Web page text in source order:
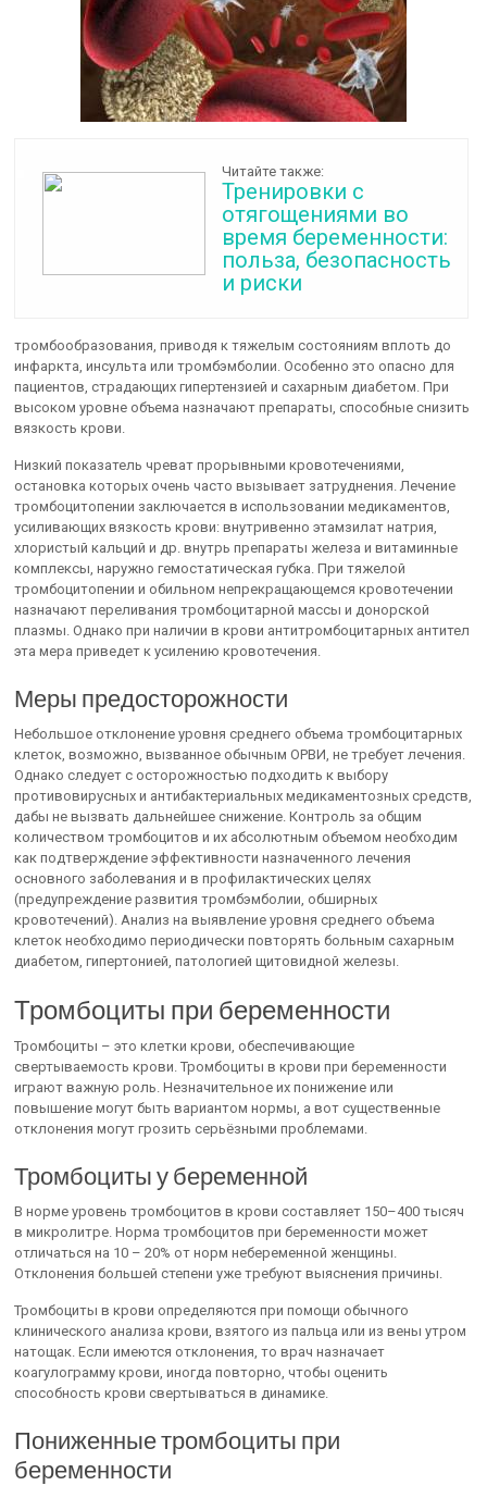
Читайте также:
Тренировки с
отягощениями во
время беременности:
польза, безопасность
и риски
тромбообразования, приводя к тяжелым состояниям вплоть до
инфаркта, инсульта или тромбэмболии. Особенно это опасно для
пациентов, страдающих гипертензией и сахарным диабетом. При
высоком уровне объема назначают препараты, способные снизить
вязкость крови.
Низкий показатель чреват прорывными кровотечениями,
остановка которых очень часто вызывает затруднения. Лечение
тромбоцитопении заключается в использовании медикаментов,
усиливающих вязкость крови: внутривенно этамзилат натрия,
хлористый кальций и др. внутрь препараты железа и витаминные
комплексы, наружно гемостатическая губка. При тяжелой
тромбоцитопении и обильном непрекращающемся кровотечении
назначают переливания тромбоцитарной массы и донорской
плазмы. Однако при наличии в крови антитромбоцитарных антител
эта мера приведет к усилению кровотечения.
Меры предосторожности
Небольшое отклонение уровня среднего объема тромбоцитарных
клеток, возможно, вызванное обычным ОРВИ, не требует лечения.
Однако следует с осторожностью подходить к выбору
противовирусных и антибактериальных медикаментозных средств,
дабы не вызвать дальнейшее снижение. Контроль за общим
количеством тромбоцитов и их абсолютным объемом необходим
как подтверждение эффективности назначенного лечения
основного заболевания и в профилактических целях
(предупреждение развития тромбэмболии, обширных
кровотечений). Анализ на выявление уровня среднего объема
клеток необходимо периодически повторять больным сахарным
диабетом, гипертонией, патологией щитовидной железы.
Тромбоциты при беременности
Тромбоциты – это клетки крови, обеспечивающие
свертываемость крови. Тромбоциты в крови при беременности
играют важную роль. Незначительное их понижение или
повышение могут быть вариантом нормы, а вот существенные
отклонения могут грозить серьёзными проблемами.
Тромбоциты у беременной
В норме уровень тромбоцитов в крови составляет 150–400 тысяч
в микролитре. Норма тромбоцитов при беременности может
отличаться на 10 – 20% от норм небеременной женщины.
Отклонения большей степени уже требуют выяснения причины.
Тромбоциты в крови определяются при помощи обычного
клинического анализа крови, взятого из пальца или из вены утром
натощак. Если имеются отклонения, то врач назначает
коагулограмму крови, иногда повторно, чтобы оценить
способность крови свертываться в динамике.
Пониженные тромбоциты при
беременности